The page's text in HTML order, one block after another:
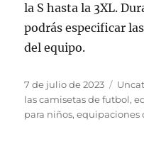
la S hasta la 3XL.
podrás especificar
del equipo.
Publicado
el
7 de julio de 2023
las camisetas de futbol,
para niños,equipaciones